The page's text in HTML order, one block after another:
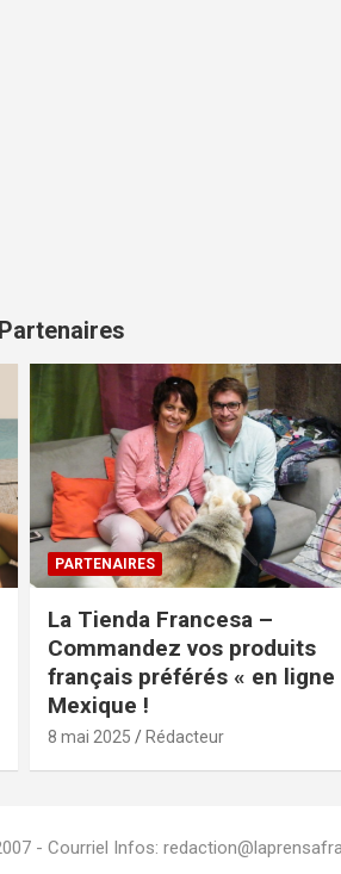
PARTENAIRES
La Tienda Francesa –
Commandez vos produits
français préférés « en ligne
Mexique !
8 mai 2025 Rédacteur
- Courriel Infos: